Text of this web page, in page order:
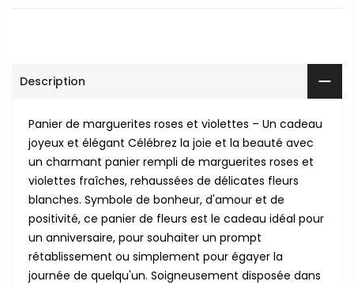
Description
Panier de marguerites roses et violettes – Un cadeau
joyeux et élégant Célébrez la joie et la beauté avec
un charmant panier rempli de marguerites roses et
violettes fraîches, rehaussées de délicates fleurs
blanches. Symbole de bonheur, d'amour et de
positivité, ce panier de fleurs est le cadeau idéal pour
un anniversaire, pour souhaiter un prompt
rétablissement ou simplement pour égayer la
journée de quelqu'un. Soigneusement disposée dans